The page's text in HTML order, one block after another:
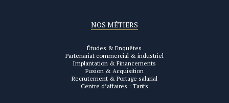
NOS MÉTIERS
Études & Enquêtes
Partenariat commercial & industriel
Implantation & Financements
Fusion & Acquisition
Recrutement & Portage salarial
Centre d’affaires : Tarifs